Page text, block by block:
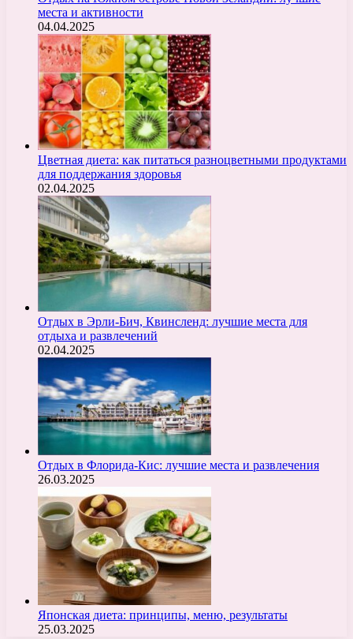
места и активности
04.04.2025
Цветная диета: как питаться разноцветными продуктами
для поддержания здоровья
02.04.2025
Отдых в Эрли-Бич, Квинсленд: лучшие места для
отдыха и развлечений
02.04.2025
Отдых в Флорида-Кис: лучшие места и развлечения
26.03.2025
Японская диета: принципы, меню, результаты
25.03.2025